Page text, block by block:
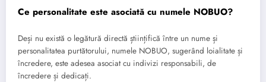
Ce personalitate este asociată cu numele NOBUO?
Deși nu există o legătură directă științifică între un nume și
personalitatea purtătorului, numele NOBUO, sugerând loialitate și
încredere, este adesea asociat cu indivizi responsabili, de
încredere și dedicați.